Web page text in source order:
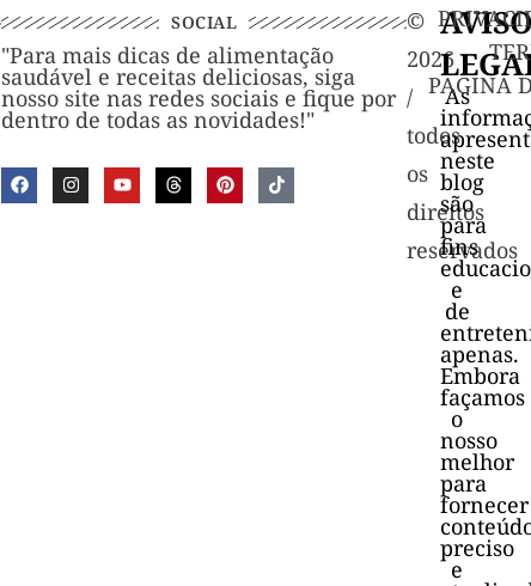
SOCIAL
"Para mais dicas de alimentação
saudável e receitas deliciosas, siga
nosso site nas redes sociais e fique por
dentro de todas as novidades!"
©️
2026
/
todos
os
direitos
reservados
PAGINA
As
neste
blog
são
para
fins
e
de
apenas.
Embora
façamos
o
nosso
melhor
para
fornecer
preciso
e